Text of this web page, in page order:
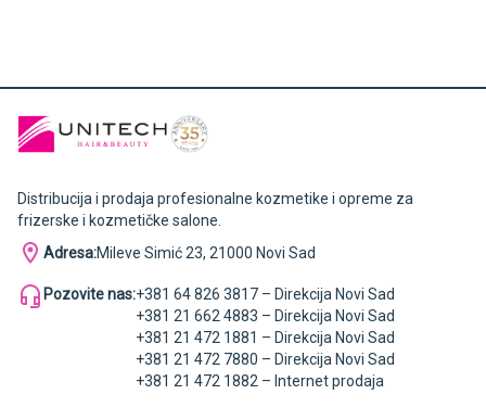
Distribucija i prodaja profesionalne kozmetike i opreme za
frizerske i kozmetičke salone.
Adresa:Mileve Simić 23, 21000 Novi Sad
Pozovite nas:+381 64 826 3817 – Direkcija Novi Sad
+381 21 662 4883 – Direkcija Novi Sad
+381 21 472 1881 – Direkcija Novi Sad
+381 21 472 7880 – Direkcija Novi Sad
+381 21 472 1882 – Internet prodaja